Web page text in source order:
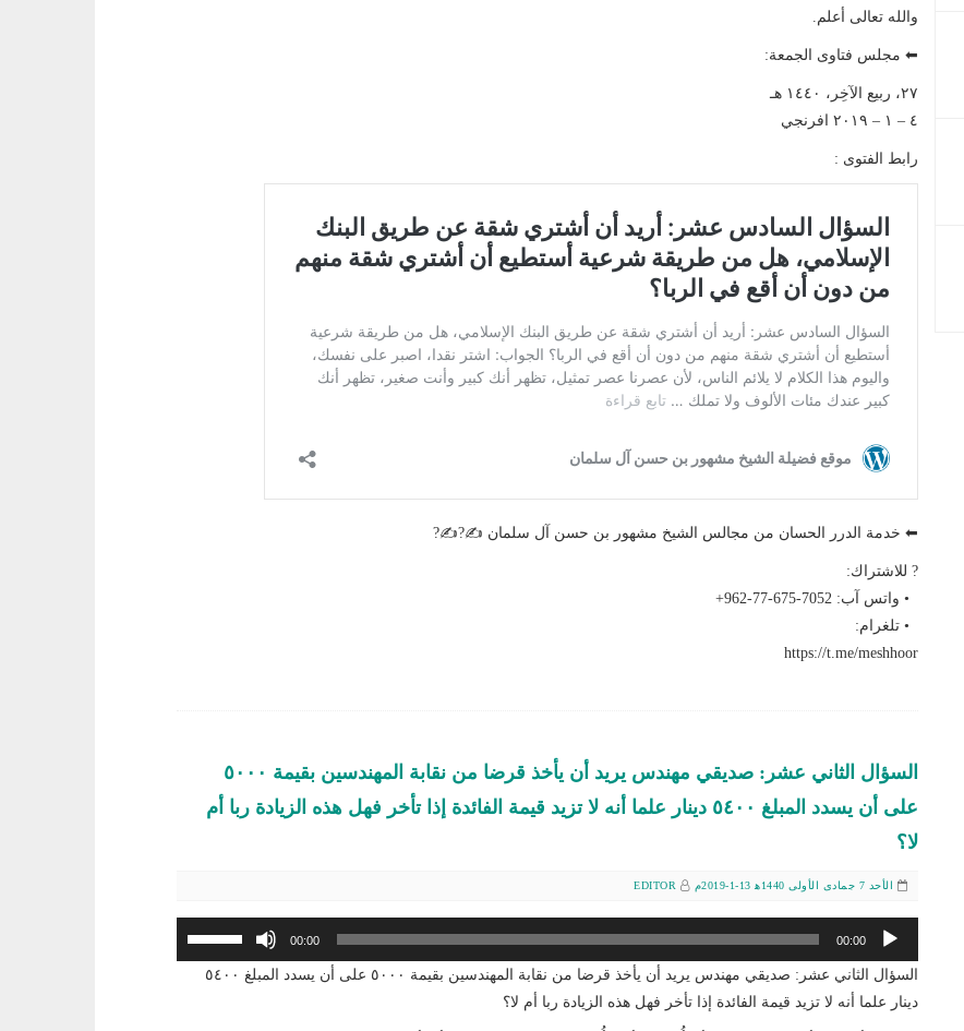
والله تعالى أعلم.
⬅ مجلس فتاوى الجمعة:
٢٧، ربيع الآخِر، ١٤٤٠ هـ
٤ – ١ – ٢٠١٩ افرنجي
رابط الفتوى :
⬅ خدمة الدرر الحسان من مجالس الشيخ مشهور بن حسن آل سلمان ✍?✍?
? للاشتراك:
• واتس آب: ‎+962-77-675-7052
• تلغرام:
https://t.me/meshhoor
السؤال الثاني عشر: صديقي مهندس يريد أن يأخذ قرضا من نقابة المهندسين بقيمة ٥٠٠٠
على أن يسدد المبلغ ٥٤٠٠ دينار علما أنه لا تزيد قيمة الفائدة إذا تأخر فهل هذه الزيادة ربا أم
لا؟
الأحد 7 جمادى الأولى 1440ﻫ 13-1-2019م EDITOR
مشغل
الصوت
00:00
00:00
السؤال الثاني عشر: صديقي مهندس يريد أن يأخذ قرضا من نقابة المهندسين بقيمة ٥٠٠٠ على أن يسدد المبلغ ٥٤٠٠
دينار علما أنه لا تزيد قيمة الفائدة إذا تأخر فهل هذه الزيادة ربا أم لا؟